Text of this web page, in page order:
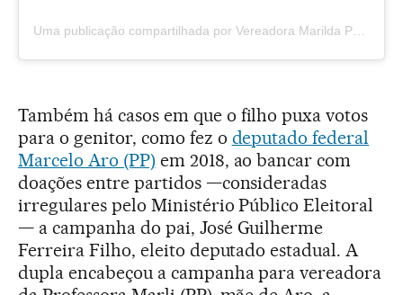
Uma publicação compartilhada por Vereadora Marilda Portela (@marildaportela.bh)
Também há casos em que o filho puxa votos
para o genitor, como fez o deputado federal
Marcelo Aro (PP) em 2018, ao bancar com
doações entre partidos —consideradas
irregulares pelo Ministério Público Eleitoral
— a campanha do pai, José Guilherme
Ferreira Filho, eleito deputado estadual. A
dupla encabeçou a campanha para vereadora